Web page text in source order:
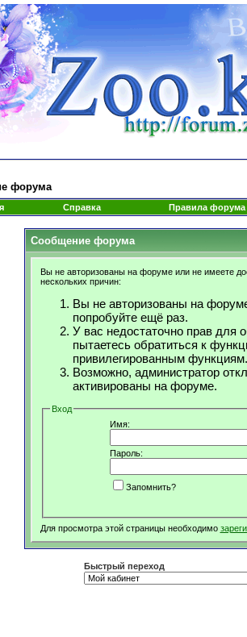
форума
Справка Правила форума
Сообщение форума
Вы не авторизованы на форуме или не имеете
нескольких причин:
Вы не авторизованы на
попробуйте ещё раз.
У вас недостаточно прав для
пытаетесь обратиться к
привилегированным функциям.
Возможно, администратор
активированы на форуме.
Вход
Имя:
Пароль:
Запомнить?
Для просмотра этой страницы необходимо
Быстрый переход